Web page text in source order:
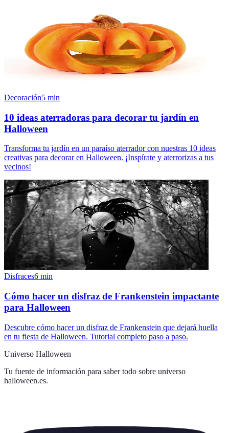
Decoración5 min
10 ideas aterradoras para decorar tu jardín en
Halloween
Transforma tu jardín en un paraíso aterrador con nuestras 10 ideas
creativas para decorar en Halloween. ¡Inspírate y aterrorizas a tus
vecinos!
Disfraces6 min
Cómo hacer un disfraz de Frankenstein impactante
para Halloween
Descubre cómo hacer un disfraz de Frankenstein que dejará huella
en tu fiesta de Halloween. Tutorial completo paso a paso.
Universo Halloween
Tu fuente de información para saber todo sobre universo
halloween.es.